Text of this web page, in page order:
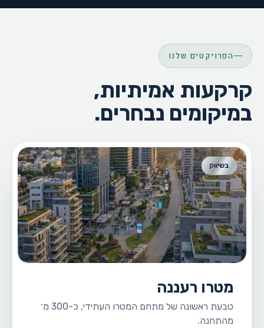
הפרויקטים שלנו
קרקעות אמיתיות,
במיקומים נבחרים.
בשיווק
מטרו רעננה
טבעת ראשונה של מתחם המטרו העתידי, כ-300 מ׳
מהתחנה.